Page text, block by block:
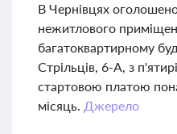
В Чернівцях
нежитлового
багатоквартирному
Стрільців, 6-А, з
стартовою платою
місяць. Джерело